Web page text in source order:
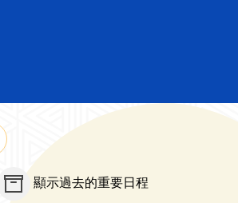
顯示過去的重要日程